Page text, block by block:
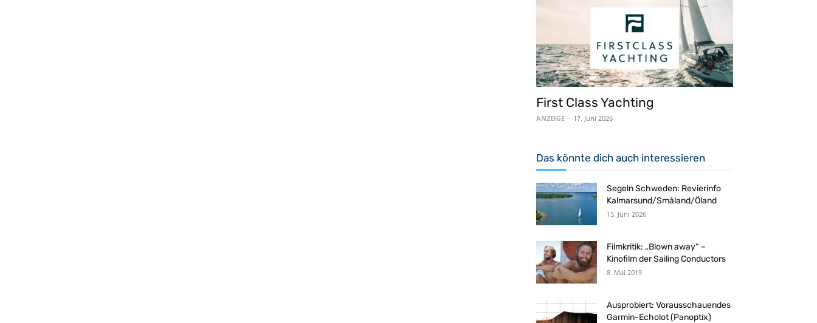
First Class Yachting
ANZEIGE - 17. Juni 2026
Das könnte dich auch interessieren
Segeln Schweden: Revierinfo
Kalmarsund/Småland/Öland
15. Juni 2026
Filmkritik: „Blown away“ –
Kinofilm der Sailing Conductors
8. Mai 2019
Ausprobiert: Vorausschauendes
Garmin-Echolot (Panoptix)